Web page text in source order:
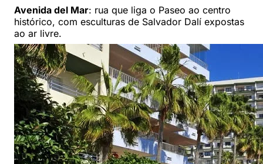
Avenida del Mar: rua que liga o Paseo ao centro
histórico, com esculturas de Salvador Dalí expostas
ao ar livre.